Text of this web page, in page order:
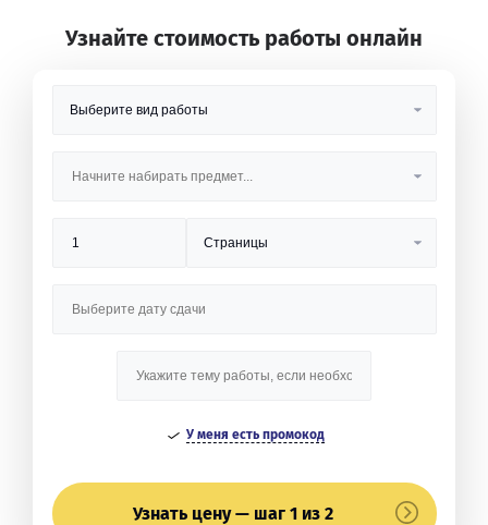
Узнайте стоимость работы онлайн
У меня есть промокод
Узнать цену — шаг 1 из 2